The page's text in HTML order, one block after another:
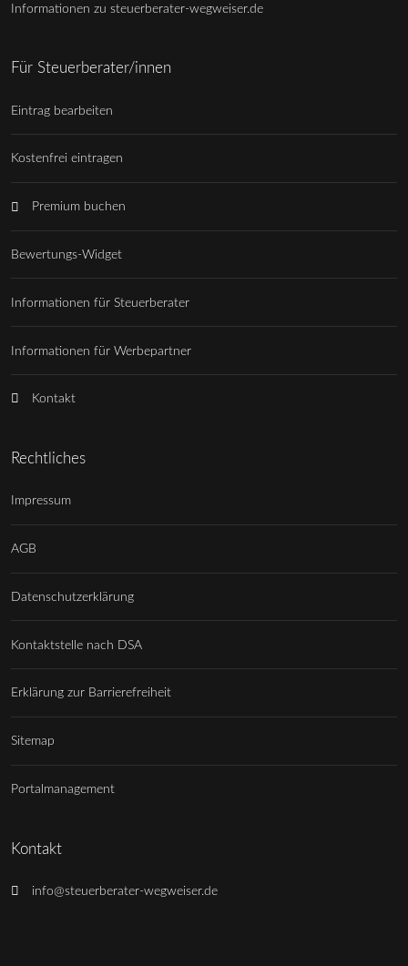
Informationen zu steuerberater-wegweiser.de
Für Steuerberater/innen
Eintrag bearbeiten
Kostenfrei eintragen
Premium buchen
Bewertungs-Widget
Informationen für Steuerberater
Informationen für Werbepartner
Kontakt
Rechtliches
Impressum
AGB
Datenschutzerklärung
Kontaktstelle nach DSA
Erklärung zur Barrierefreiheit
Sitemap
Portalmanagement
Kontakt
info@steuerberater-wegweiser.de